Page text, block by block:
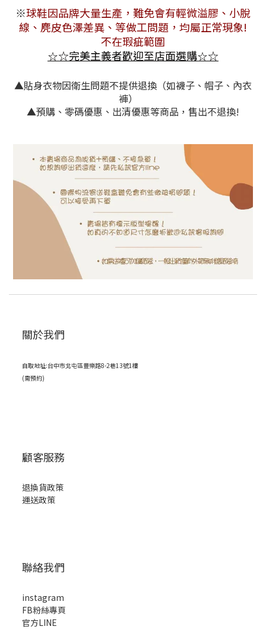
※球鞋因品牌大量生產，難免會有輕微溢膠、小脫
線、麂皮色澤差異 、等做工問題，均屬正常現象!
不在瑕疵範圍
☆☆完美主義者歡迎至店面選購☆☆
▲貼身衣物因衛生問題不提供退換（如襪子、帽子、內衣
褲）
▲預購、零碼優惠、出清優惠等商品，售出不退換!
關於我們
自取地址:台中市北屯區豐樂路8-2巷13號1樓
(需預約)
顧客服務
退換貨政策
運送政策
聯絡我們
instagram
FB粉絲專頁
官方LINE